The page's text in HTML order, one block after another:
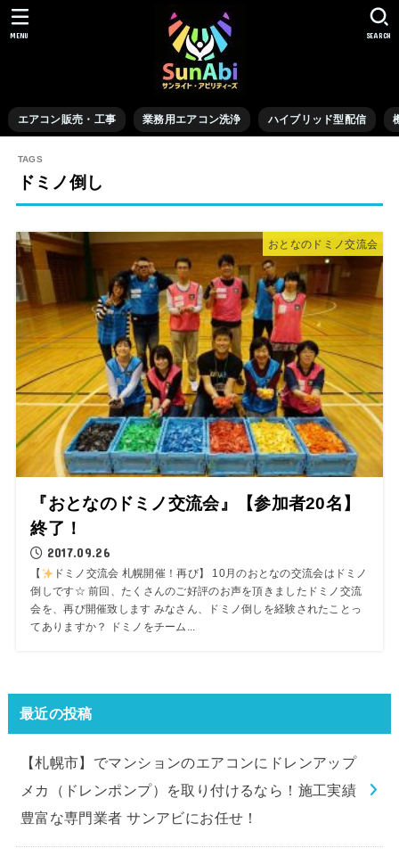
エアコン販売・工事 業務用エアコン洗浄 ハイブリッド型配信
SEARCH
MENU
ドミノ倒し
おとなのドミノ交流会
『おとなのドミノ交流会』【参加者20名】
終了！
2017.09.26
【
ドミノ交流会 札幌開催！再び】 10月のおとなの交流会はドミノ
倒しです☆ 前回、たくさんのご好評のお声を頂きましたドミノ交流
会を、再び開催致します みなさん、ドミノ倒しを経験されたことっ
てありますか？ ドミノをチーム...
最近の投稿
【札幌市】でマンションのエアコンにドレンアップ
メカ（ドレンポンプ）を取り付けるなら！施工実績
豊富な専門業者 サンアビにお任せ！